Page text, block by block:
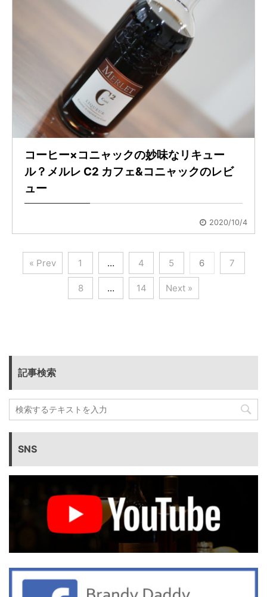
コーヒー×コニャックの妙味なリキュー
ル？メルレ C2 カフェ&コニャックのレビ
ュー
2020/10/4
« Prev 1 … 4 5 6 7
8 … 14 Next »
記事検索
SNS